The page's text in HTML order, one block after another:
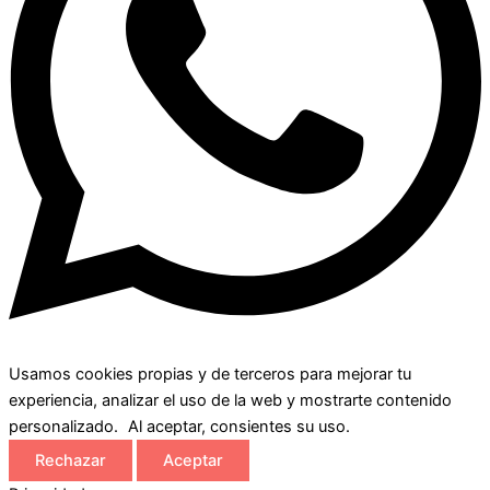
Usamos cookies propias y de terceros para mejorar tu
experiencia, analizar el uso de la web y mostrarte contenido
personalizado. Al aceptar, consientes su uso.
Rechazar
Aceptar